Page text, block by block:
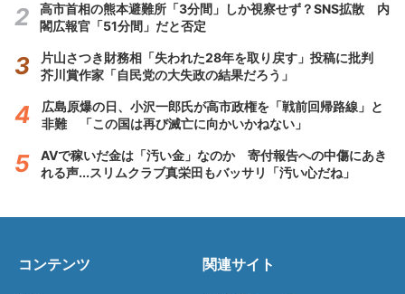
高市首相の熊本避難所「3分間」しか視察せず？SNS拡散 内
閣広報官「51分間」だと否定
片山さつき財務相「失われた28年を取り戻す」投稿に批判
芥川賞作家「自民党の大失政の結果だろう」
広島原爆の日、小沢一郎氏が高市政権を「戦前回帰路線」と
非難 「この国は再び滅亡に向かいかねない」
AVで稼いだ金は「汚い金」なのか 寄付報告への中傷にあき
れる声...スリムクラブ真栄田もバッサリ「汚い心だね」
コンテンツ 関連サイト